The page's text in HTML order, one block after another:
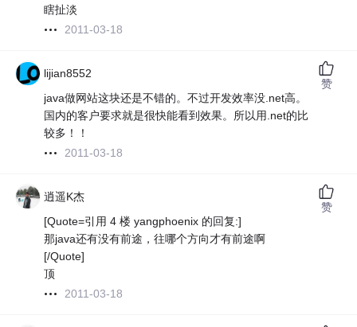
瞎扯淡
2011-03-18
lijian8552
java做网站这块还是不错的。不过开发效率没.net高。
国内的客户要求就是很快能看到效果。所以用.net的比
较多！！
2011-03-18
赞
逍遥K杰
[Quote=引用 4 楼 yangphoenix 的回复:]
那java还有没有前途，往哪个方向才有前途啊
[/Quote]
顶
2011-03-18
赞